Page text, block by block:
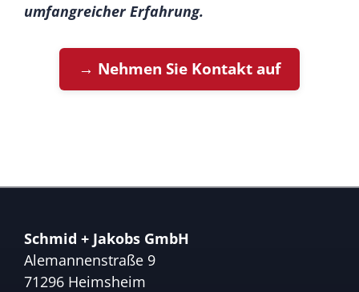
umfangreicher Erfahrung.
→ Nehmen Sie Kontakt auf
Schmid + Jakobs GmbH
Alemannenstraße 9
71296 Heimsheim